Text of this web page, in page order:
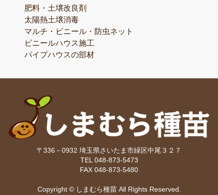
肥料・土壌改良剤
太陽熱土壌消毒
マルチ・ビニール・防虫ネット
ビニールハウス施工
パイプハウスの部材
〒336－0932 埼玉県さいたま市緑区中尾３２７
TEL 048-873-5473
FAX 048-873-5480
Copyright © しまむら種苗 All Rights Reserved.